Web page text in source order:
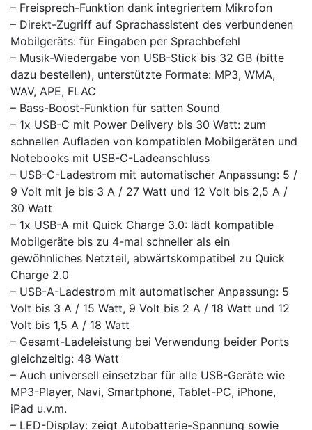
– Freisprech-Funktion dank integriertem Mikrofon
– Direkt-Zugriff auf Sprachassistent des verbundenen
Mobilgeräts: für Eingaben per Sprachbefehl
– Musik-Wiedergabe von USB-Stick bis 32 GB (bitte
dazu bestellen), unterstützte Formate: MP3, WMA,
WAV, APE, FLAC
– Bass-Boost-Funktion für satten Sound
– 1x USB-C mit Power Delivery bis 30 Watt: zum
schnellen Aufladen von kompatiblen Mobilgeräten und
Notebooks mit USB-C-Ladeanschluss
– USB-C-Ladestrom mit automatischer Anpassung: 5 /
9 Volt mit je bis 3 A / 27 Watt und 12 Volt bis 2,5 A /
30 Watt
– 1x USB-A mit Quick Charge 3.0: lädt kompatible
Mobilgeräte bis zu 4-mal schneller als ein
gewöhnliches Netzteil, abwärtskompatibel zu Quick
Charge 2.0
– USB-A-Ladestrom mit automatischer Anpassung: 5
Volt bis 3 A / 15 Watt, 9 Volt bis 2 A / 18 Watt und 12
Volt bis 1,5 A / 18 Watt
– Gesamt-Ladeleistung bei Verwendung beider Ports
gleichzeitig: 48 Watt
– Auch universell einsetzbar für alle USB-Geräte wie
MP3-Player, Navi, Smartphone, Tablet-PC, iPhone,
iPad u.v.m.
– LED-Display: zeigt Autobatterie-Spannung sowie